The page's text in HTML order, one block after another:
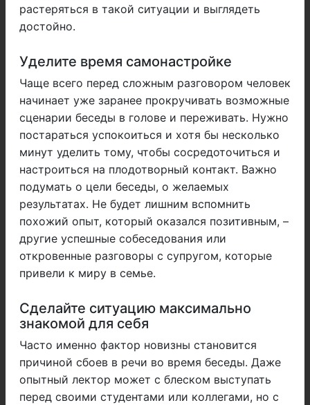
растеряться в такой ситуации и выглядеть
достойно.
Уделите время самонастройке
Чаще всего перед сложным разговором человек
начинает уже заранее прокручивать возможные
сценарии беседы в голове и переживать. Нужно
постараться успокоиться и хотя бы несколько
минут уделить тому, чтобы сосредоточиться и
настроиться на плодотворный контакт. Важно
подумать о цели беседы, о желаемых
результатах. Не будет лишним вспомнить
похожий опыт, который оказался позитивным, –
другие успешные собеседования или
откровенные разговоры с супругом, которые
привели к миру в семье.
Сделайте ситуацию максимально
знакомой для себя
Часто именно фактор новизны становится
причиной сбоев в речи во время беседы. Даже
опытный лектор может с блеском выступать
перед своими студентами или коллегами, но с